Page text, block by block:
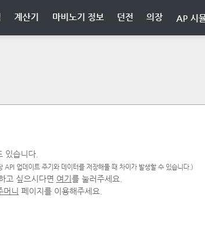
계산기 마비노기 정보 던전 의장 AP 시
있습니다.
API 업데이트 주기와 데이터를 저장해둘 때 차이가 발생할 수 있습니다.)
고 싶으시다면 여기 를 눌러주세요.
머니 페이지를 이용해주세요.